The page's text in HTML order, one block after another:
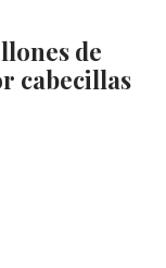
de
cabecillas